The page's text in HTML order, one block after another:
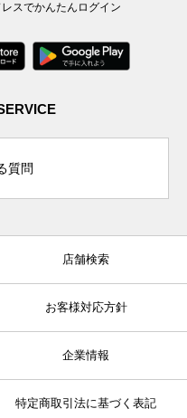
スでかんたんログイン
質問
店舗検索
お客様対応方針
企業情報
特定商取引法に基づく表記